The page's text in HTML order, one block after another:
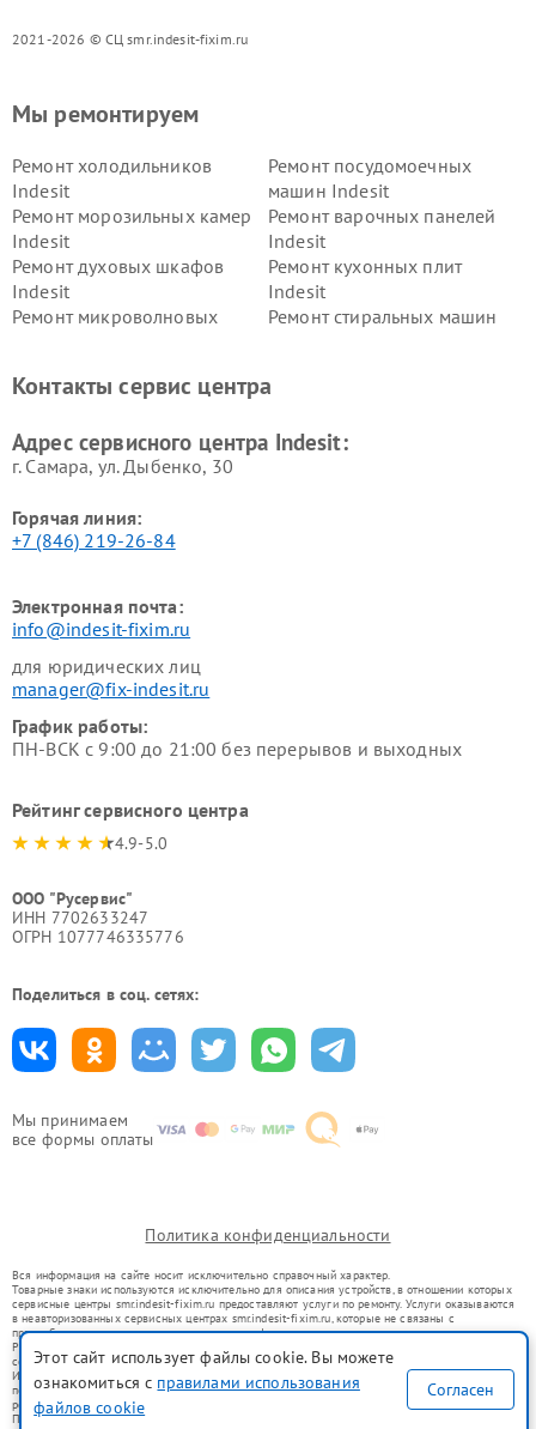
2021-2026 © СЦ smr.indesit-fixim.ru
Мы принимаем
все формы оплаты
Мы ремонтируем
Ремонт холодильников
Indesit
Ремонт посудомоечных
машин Indesit
Ремонт морозильных камер
Indesit
Ремонт варочных панелей
Indesit
Ремонт духовых шкафов
Indesit
Ремонт кухонных плит
Indesit
Ремонт микроволновых
Ремонт стиральных машин
Indesit
Indesit
Контакты сервис центра
Адрес сервисного центра Indesit:
г. Самара, ул. Дыбенко, 30
Горячая линия:
+7 (846) 219-26-84
Электронная почта:
info@indesit-fixim.ru
для юридических лиц
manager@fix-indesit.ru
График работы:
ПН-ВСК с 9:00 до 21:00 без перерывов и выходных
Рейтинг сервисного центра
4.9-5.0
ООО "Русервис"
ИНН 7702633247
ОГРН 1077746335776
Поделиться в соц. сетях:
Политика конфиденциальности
Вся информация на сайте носит исключительно справочный характер.
Товарные знаки используются исключительно для описания устройств, в отношении которых
сервисные центры smr.indesit-fixim.ru предоставляют услуги по ремонту. Услуги оказываются
в неавторизованных сервисных центрах smr.indesit-fixim.ru, которые не связаны с
правообладателями товарных знаков или их официальными представителями.
Ремонт осуществляется для устройств, уже введенных в гражданский оборот в соответствии
со статьей 1487 ГК РФ.
Использование товарных знаков не преследует цели индивидуализации услуг или введения
потребителей в заблуждение, а служит для информирования о предоставляемых услугах по
ремонту техники указанных брендов.
Представленная на сайте информация не является публичной офертой, определяемой
Этот сайт использует файлы cookie. Вы можете
ознакомиться с правилами использования
файлов cookie
Согласен